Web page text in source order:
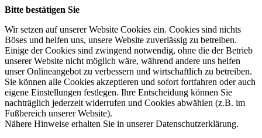
Bitte bestätigen Sie
Wir setzen auf unserer Website Cookies ein. Cookies sind nichts
Böses und helfen uns, unsere Website zuverlässig zu betreiben.
Einige der Cookies sind zwingend notwendig, ohne die der Betrieb
unserer Website nicht möglich wäre, während andere uns helfen
unser Onlineangebot zu verbessern und wirtschaftlich zu betreiben.
Sie können alle Cookies akzeptieren und sofort fortfahren oder auch
eigene Einstellungen festlegen. Ihre Entscheidung können Sie
nachträglich jederzeit widerrufen und Cookies abwählen (z.B. im
Fußbereich unserer Website).
Nähere Hinweise erhalten Sie in unserer Datenschutzerklärung.